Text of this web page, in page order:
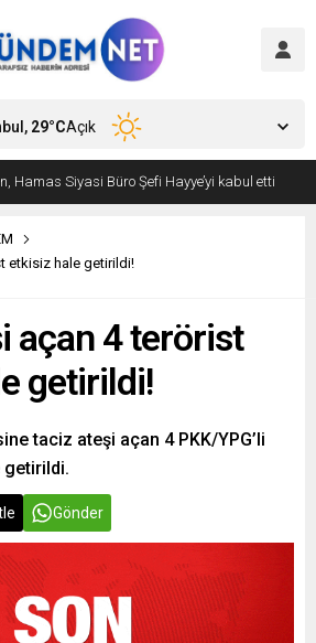
Hamas Siyasi Büro Şefi Hayye’yi kabul etti
29°CAçık
etkisiz hale getirildi!
açan 4 terörist
getirildi!
taciz ateşi açan 4 PKK/YPG’li
Gönder